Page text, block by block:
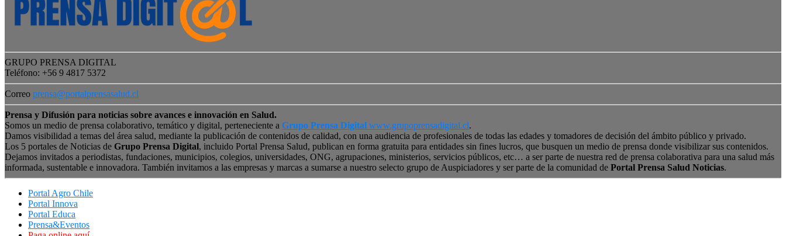
GRUPO PRENSA DIGITAL
Teléfono: +56 9 4817 5372
Correo prensa@portalprensasalud.cl
Prensa y Difusión para noticias sobre avances e innovación en Salud.
Somos un medio de prensa colaborativo, temático y digital, perteneciente a Grupo Prensa Digital www.grupoprensadigital.cl.
Damos visibilidad a temas del área salud, mediante la publicación de contenidos de calidad, con una audiencia de profesionales de todas las edades y tomadores de decisión del ámbito público y privado.
Los 5 portales de Noticias de Grupo Prensa Digital, incluido Portal Prensa Salud, publican en forma gratuita para entidades sin fines lucros, que busquen un medio de prensa donde visibilizar sus contenidos.
Dejamos invitados a periodistas, fundaciones, municipios, colegios, universidades, ONG, agrupaciones, ministerios, servicios públicos, etc… a ser parte de nuestra red de prensa colaborativa para una salud más
informada, sustentable e innovadora. También invitamos a las empresas y marcas a sumarse a nuestro selecto grupo de Auspiciadores y ser parte de la comunidad de Portal Prensa Salud Noticias.
Portal Agro Chile
Portal Innova
Portal Educa
Prensa&Eventos